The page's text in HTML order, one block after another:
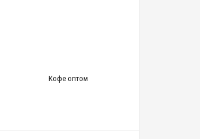
Кофе оптом